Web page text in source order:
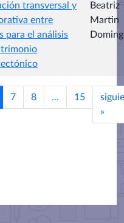
transversal y
entre
para el análisis
Beatriz
Martin
7 8 ... 15
»